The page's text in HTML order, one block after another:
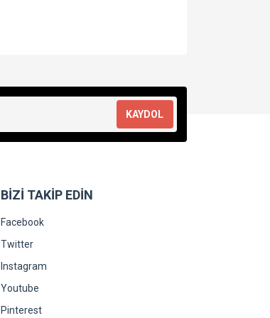
KAYDOL
BİZİ TAKİP EDİN
Facebook
Twitter
Instagram
Youtube
Pinterest